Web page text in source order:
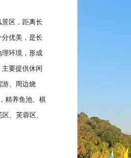
区，距离长
优美，是长
环境，形成
要提供休闲
游、周边烧
精养鱼池、棋
、芙蓉区、